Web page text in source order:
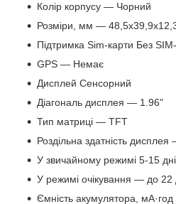
Колір корпусу — Чорний
Розміри, мм —
Підтримка Sim-карти Без
GPS — Немає
Дисплей Сенсорний
Діагональ дисплея — 1.96"
Тип матриці — TFT
Роздільна здатність
У звичайному режимі 5-15
У режимі очікування — до 22
Ємність акумулятора,